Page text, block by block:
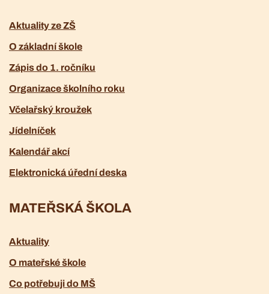
Aktuality ze ZŠ
O základní škole
Zápis do 1. ročníku
Organizace školního roku
Včelařský kroužek
Jídelníček
Kalendář akcí
Elektronická úřední deska
MATEŘSKÁ ŠKOLA
Aktuality
O mateřské škole
Co potřebuji do MŠ